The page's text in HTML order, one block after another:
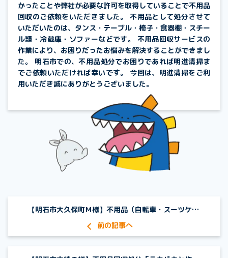
かったことや弊社が必要な許可を取得していることで不用品
回収のご依頼をいただきました。 不用品として処分させて
いただいたのは、タンス・テーブル・椅子・食器棚・スチー
ル類・冷蔵庫・ソファーなどです。 不用品回収サービスの
作業により、お困りだったお悩みを解決することができまし
た。 明石市での、不用品処分でお困りであれば明進清掃ま
でご依頼いただければ幸いです。 今回は、明進清掃をご利
用いただき誠にありがとうございました。
【明石市大久保町Ｍ様】不用品（自転車・スーツケースなど）回収処分